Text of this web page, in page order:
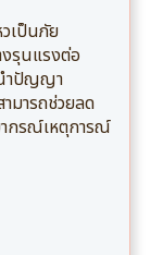
เป็นภัย
งรุนแรงต่อ
ำปัญญา
มารถช่วยลด
ากรณ์เหตุการณ์